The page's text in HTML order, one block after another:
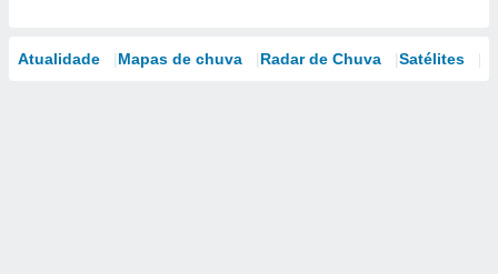
Atualidade Mapas de chuva Radar de Chuva Satélites